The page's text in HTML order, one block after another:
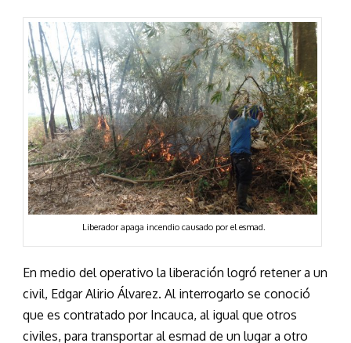
Liberador apaga incendio causado por el esmad.
En medio del operativo la liberación logró retener a un
civil, Edgar Alirio Álvarez. Al interrogarlo se conoció
que es contratado por Incauca, al igual que otros
civiles, para transportar al esmad de un lugar a otro